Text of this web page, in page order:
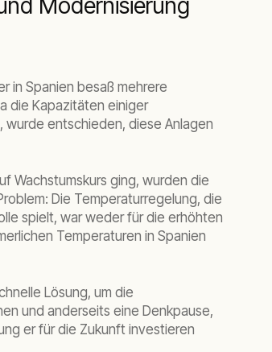
Modernisierung
in Spanien besaß mehrere
die Kapazitäten einiger
wurde entschieden, diese Anlagen
Wachstumskurs ging, wurden die
Die Temperaturregelung, die
spielt, war weder für die erhöhten
Temperaturen in Spanien
Lösung, um die
und anderseits eine Denkpause,
er für die Zukunft investieren